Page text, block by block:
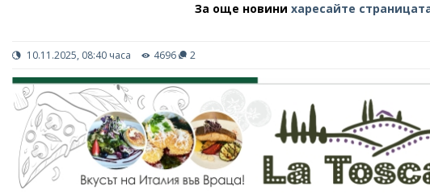
За още новинихаресайте
10.11.2025, 08:40 часа 4696 2